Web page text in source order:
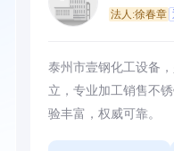
法人:徐春章
泰州市壹钢化工设备
立，专业加工销售不
验丰富，权威可靠。